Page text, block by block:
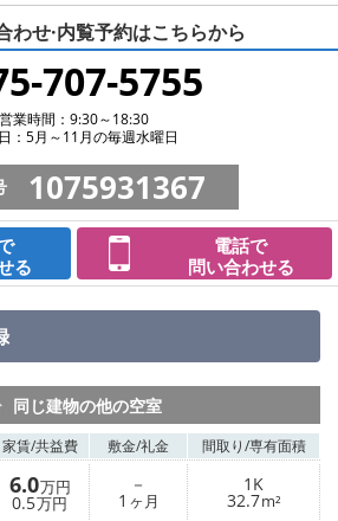
わせ·内覧予約はこちらから
707-5755
営業時間：9:30～18:30
：5月～11月の毎週水曜日
1075931367
る
電話で
問い合わせる
同じ建物の他の空室
家賃/共益費 敷金/礼金 間取り/専有面積
6.0万円
0.5万円
－
1 ヶ月
1K
32.7m²